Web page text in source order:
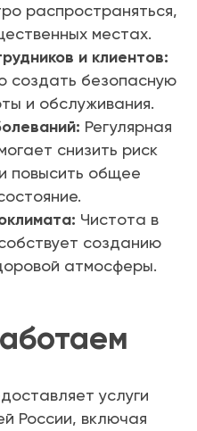
распространяться,
местах.
и клиентов:
создать безопасную
и обслуживания.
Регулярная
снизить риск
повысить общее
Чистота в
созданию
атмосферы.
услуги
России, включая